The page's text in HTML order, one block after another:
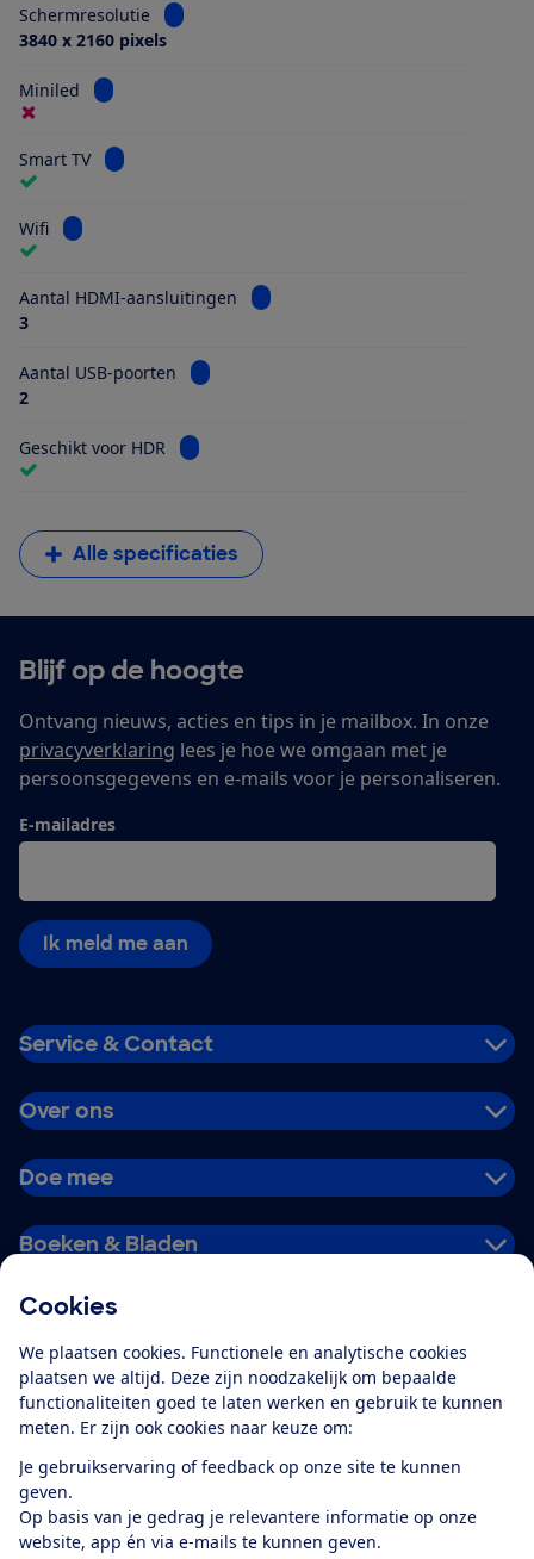
Cookies
We plaatsen cookies. Functionele en analytische cookies
plaatsen we altijd. Deze zijn noodzakelijk om bepaalde
functionaliteiten goed te laten werken en gebruik te kunnen
meten. Er zijn ook cookies naar keuze om:
Je gebruikservaring of feedback op onze site te kunnen
geven.
Op basis van je gedrag je relevantere informatie op onze
website, app én via e-mails te kunnen geven.
Schermresolutie
Bekijk informatie voor Schermresolutie
3840 x 2160 pixels
Miniled Bekijk informatie voor Miniled
Smart TV Bekijk informatie voor Smart TV
Wifi Bekijk informatie voor Wifi
Aantal HDMI-aansluitingen
Bekijk informatie voor Aantal
3
Aantal USB-poorten
Bekijk informatie voor Aantal USB-poorten
2
Geschikt voor HDR Bekijk informatie voor Geschikt voor HDR
Alle specificaties
Blijf op de hoogte
Ontvang nieuws, acties en tips in je mailbox. In onze
privacyverklaring lees je hoe we omgaan met je
persoonsgegevens en e-mails voor je personaliseren.
E-mailadres
Ik meld me aan
Service & Contact
Over ons
Doe mee
Boeken & Bladen
Alles over de
app
Algemene Voorwaarden Privacyverklaring